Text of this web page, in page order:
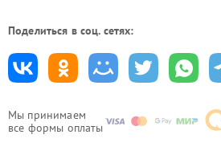
Мы принимаем
все формы оплаты
Поделиться в соц. сетях: